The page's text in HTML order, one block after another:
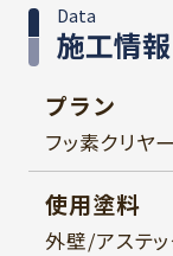
施工情報
Data
プラン
フッ素クリヤ
使用塗料
外壁/アステ